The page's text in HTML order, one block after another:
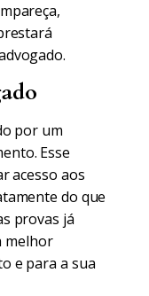
por um
Esse
acesso aos
do que
provas já
melhor
e para a sua